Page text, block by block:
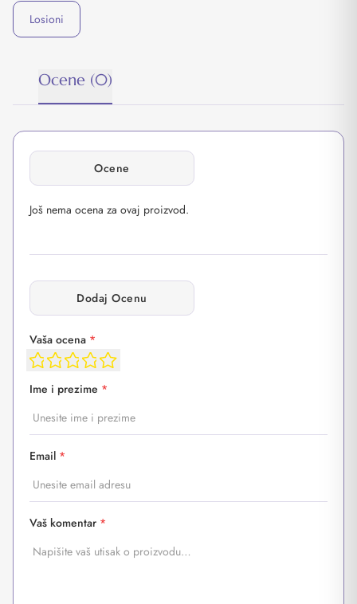
Losioni
Ocene (0)
Ocene
Još nema ocena za ovaj proizvod.
Dodaj Ocenu
Vaša ocena *
Ime i prezime *
Email *
Vaš komentar *